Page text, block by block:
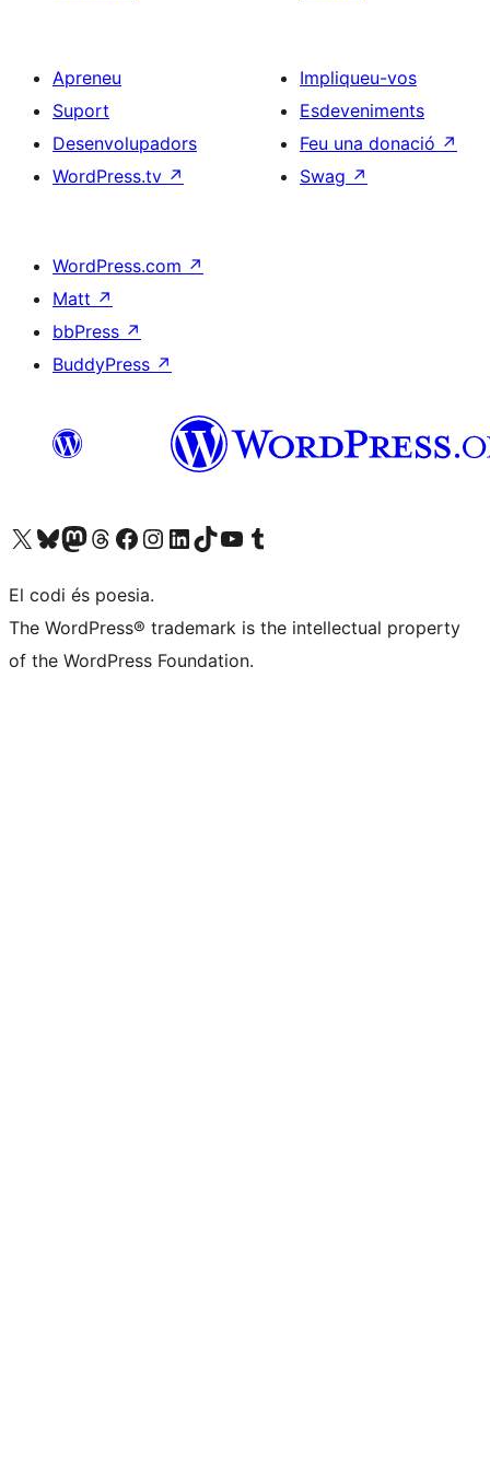
Apreneu
Suport
Desenvolupadors
WordPress.tv ↗
Impliqueu-vos
Esdeveniments
Feu una donació ↗
Swag ↗
WordPress.com ↗
Matt ↗
bbPress ↗
BuddyPress ↗
Visiteu el nostre compte X (abans Twitter)
Visiteu el nostre compte de Bluesky
Visiteu el nostre compte al Mastodon
Visiteu el nostre compte de Threads
Visiteu la nostra pàgina al Facebook
Visiteu el nostre compte d'Instagram
Visiteu el nostre compte de LinkedIn
Visiteu el nostre compte de TikTok
Visiteu el nostre canal al YouTube
Visiteu el nostre compte de Tumblr
El codi és poesia.
The WordPress® trademark is the intellectual property
of the WordPress Foundation.